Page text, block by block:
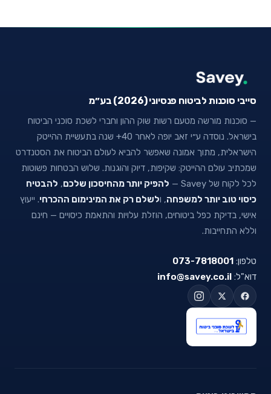
סייבי סוכנות לביטוח פנסיוני (2026) בע״מ
— סוכנות מורשה מטעם רשות שוק ההון וחברי לשכת סוכני הביטוח
בישראל. נוסדה ע״י זאב יופה לאחר 40+ שנה בתעשיית ההייטק
הישראלית, מתוך אמונה שאפשר להביא לעולם הביטוח את הסטנדרט
שמכתיב עולם ההייטק: שקיפות, דיוק והוגנות. שלוש הבטחות פשוטות
לכל לקוח של Savey —
להפיק יותר מהחיסכון שלכם, להבטיח
כיסוי טוב יותר למשפחה, ולשלם רק את המינימום ההכרחי. ייעוץ
אישי, בדיקת כפל ביטוחים, הוזלת עלויות והתאמת כיסויים — חינם
וללא התחייבות.
טלפון: 073-7818001
דוא"ל: info@savey.co.il